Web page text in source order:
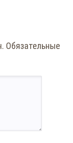
Обязательные